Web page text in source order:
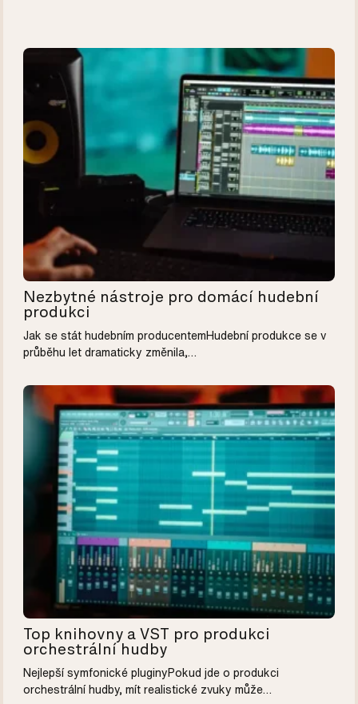
Nezbytné nástroje pro domácí hudební
produkci
Jak se stát hudebním producentemHudební produkce se v
průběhu let dramaticky změnila,…
Top knihovny a VST pro produkci
orchestrální hudby
Nejlepší symfonické pluginyPokud jde o produkci
orchestrální hudby, mít realistické zvuky může…